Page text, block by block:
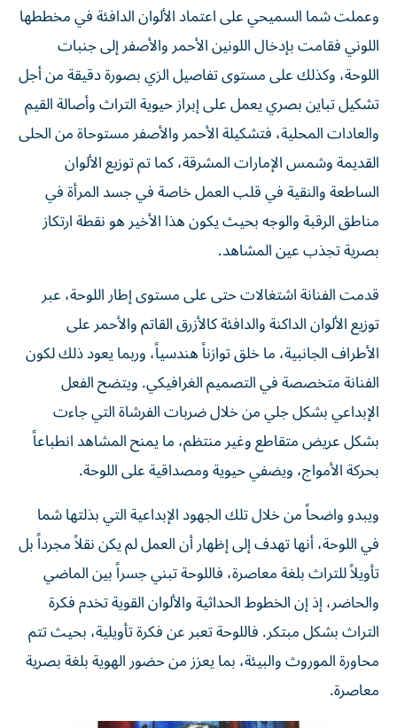
وعملت شما السميحي على اعتماد الألوان الدافئة في مخططها
اللوني فقامت بإدخال اللونين الأحمر والأصفر إلى جنبات
اللوحة، وكذلك على مستوى تفاصيل الزي بصورة دقيقة من أجل
تشكيل تباين بصري يعمل على إبراز حيوية التراث وأصالة القيم
والعادات المحلية، فتشكيلة الأحمر والأصفر مستوحاة من الحلى
القديمة وشمس الإمارات المشرقة، كما تم توزيع الألوان
الساطعة والنقية في قلب العمل خاصة في جسد المرأة في
مناطق الرقبة والوجه بحيث يكون هذا الأخير هو نقطة ارتكاز
بصرية تجذب عين المشاهد.
قدمت الفنانة اشتغالات حتى على مستوى إطار اللوحة، عبر
توزيع الألوان الداكنة والدافئة كالأزرق القاتم والأحمر على
الأطراف الجانبية، ما خلق توازناً هندسياً، وربما يعود ذلك لكون
الفنانة متخصصة في التصميم الغرافيكي. ويتضح الفعل
الإبداعي بشكل جلي من خلال ضربات الفرشاة التي جاءت
بشكل عريض متقاطع وغير منتظم، ما يمنح المشاهد انطباعاً
بحركة الأمواج، ويضفي حيوية ومصداقية على اللوحة.
ويبدو واضحاً من خلال تلك الجهود الإبداعية التي بذلتها شما
في اللوحة، أنها تهدف إلى إظهار أن العمل لم يكن نقلاً مجرداً بل
تأويلاً للتراث بلغة معاصرة، فاللوحة تبني جسراً بين الماضي
والحاضر، إذ إن الخطوط الحداثية والألوان القوية تخدم فكرة
التراث بشكل مبتكر. فاللوحة تعبر عن فكرة تأويلية، بحيث تتم
محاورة الموروث والبيئة، بما يعزز من حضور الهوية بلغة بصرية
معاصرة.